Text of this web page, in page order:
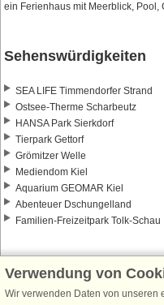
ein Ferienhaus mit Meerblick,
Sehenswürdigkeiten
SEA LIFE Timmendorfer Strand
Ostsee-Therme Scharbeutz
HANSA Park Sierkdorf
Tierpark Gettorf
Grömitzer Welle
Mediendom Kiel
Aquarium GEOMAR Kiel
Abenteuer Dschungelland
Familien-Freizeitpark Tolk-Schau
Verwendung von
Wir verwenden Daten von unseren